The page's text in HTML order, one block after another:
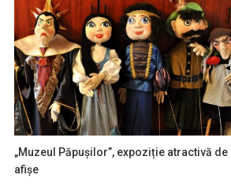
„Muzeul Păpușilor”, expoziție atractivă
afișe